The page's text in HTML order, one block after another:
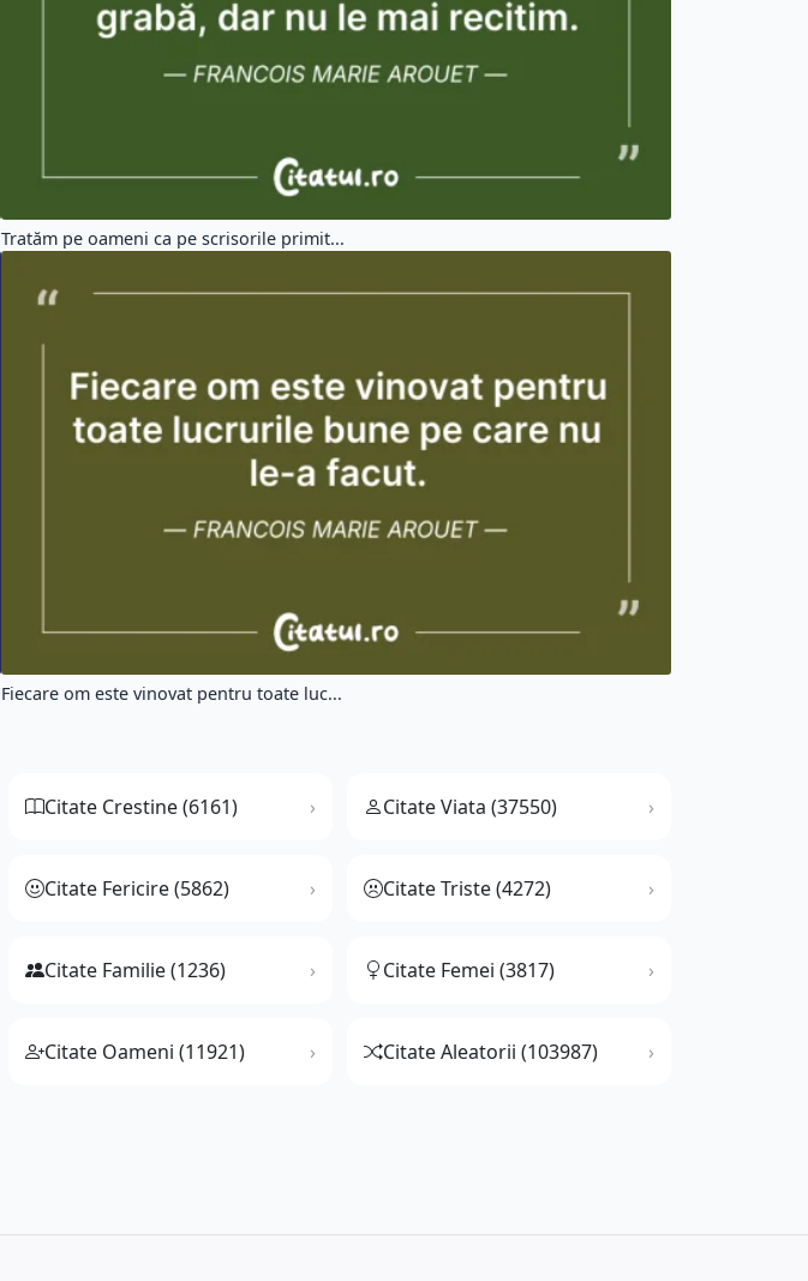
Tratăm pe oameni ca pe scrisorile primit...
Fiecare om este vinovat pentru toate luc...
Citate Crestine (6161) Citate Viata (37550)
Citate Fericire (5862) Citate Triste (4272)
Citate Familie (1236) Citate Femei (3817)
Citate Oameni (11921) Citate Aleatorii (103987)